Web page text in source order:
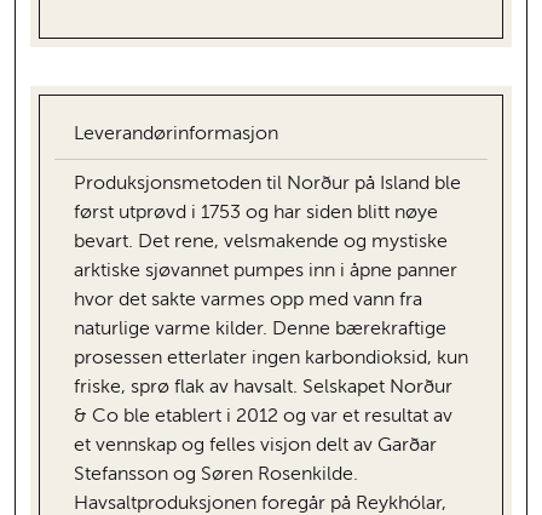
Leverandørinformasjon
Produksjonsmetoden til Norður på Island ble
først utprøvd i 1753 og har siden blitt nøye
bevart. Det rene, velsmakende og mystiske
arktiske sjøvannet pumpes inn i åpne panner
hvor det sakte varmes opp med vann fra
naturlige varme kilder. Denne bærekraftige
prosessen etterlater ingen karbondioksid, kun
friske, sprø flak av havsalt. Selskapet Norður
& Co ble etablert i 2012 og var et resultat av
et vennskap og felles visjon delt av Garðar
Stefansson og Søren Rosenkilde.
Havsaltproduksjonen foregår på Reykhólar,